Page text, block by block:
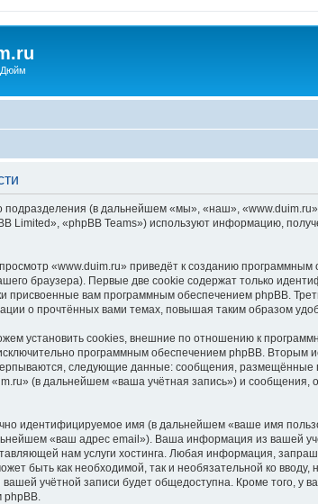
подразделения (в дальнейшем «мы», «наш»,
Limited», «phpBB Teams») используют информацию,
«www.duim.ru» приведёт к созданию
браузера). Первые две cookie содержат только
присвоенные вам программным обеспечением phpBB.
о прочтённых вами темах, повышая таким образом
установить cookies, внешние по отношению к
программным обеспечением phpBB.
следующие данные: сообщения,
(в дальнейшем «ваша учётная запись») и
идентифицируемое имя (в дальнейшем «ваше имя
«ваш адрес email»). Ваша информация из вашей
нам услуги хостинга. Любая информация,
быть как необходимой, так и необязательной ко
учётной записи будет общедоступна. Кроме того, у